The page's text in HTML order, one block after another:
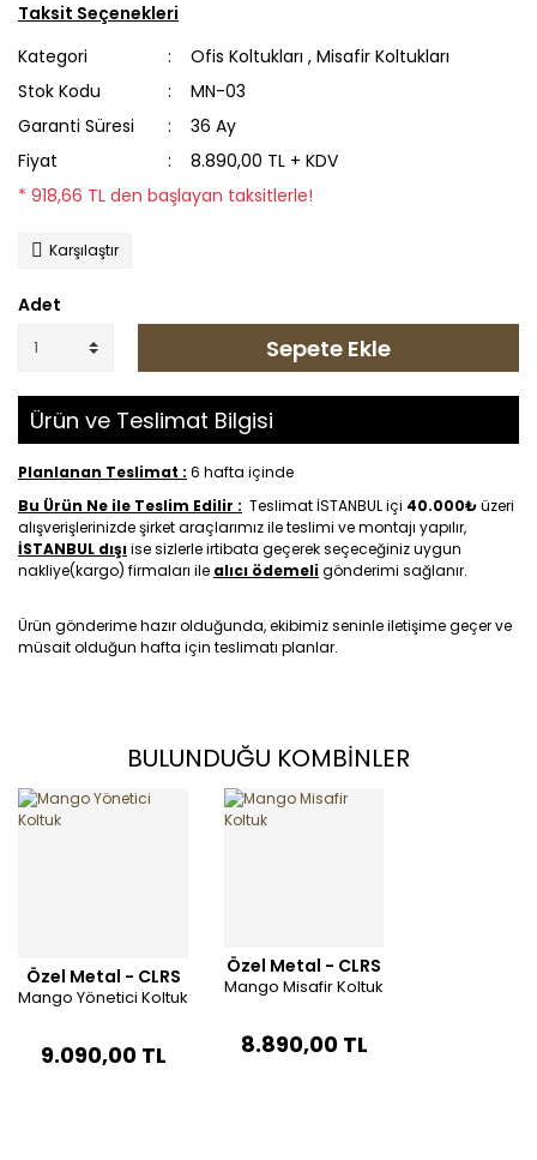
Taksit Seçenekleri
Kategori
Ofis Koltukları ,Misafir Koltukları
Stok Kodu
MN-03
Garanti Süresi
36 Ay
Fiyat
8.890,00 TL + KDV
* 918,66 TL den başlayan taksitlerle!
Karşılaştır
Adet
Sepete Ekle
Ürün ve Teslimat Bilgisi
Planlanan Teslimat : 6 hafta içinde
Bu Ürün Ne ile Teslim Edilir : Teslimat İSTANBUL içi 40.000₺üzeri
alışverişlerinizde şirket araçlarımız ile teslimi ve montajı yapılır,
İSTANBUL dışıise sizlerle irtibata geçerek seçeceğiniz uygun
nakliye(kargo) firmaları ile alıcı ödemeligönderimi sağlanır.
Ürün gönderime hazır olduğunda, ekibimiz seninle iletişime geçer ve
müsait olduğun hafta için teslimatı planlar.
BULUNDUĞU KOMBİNLER
Özel Metal - CLRS
Mango Yönetici Koltuk
9.090,00 TL
Özel Metal - CLRS
Mango Misafir Koltuk
8.890,00 TL